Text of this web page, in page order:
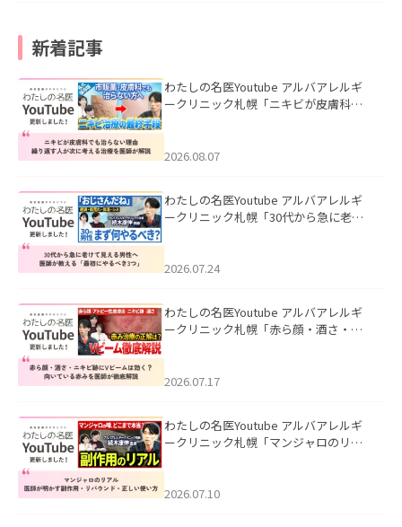
新着記事
わたしの名医Youtube アルバアレルギ
ークリニック札幌「ニキビが皮膚科で
ました。
2026.08.07
わたしの名医Youtube アルバアレルギ
ークリニック札幌「30代から急に老け
た。
2026.07.24
わたしの名医Youtube アルバアレルギ
ークリニック札幌「赤ら顔・酒さ・ニ
した。
2026.07.17
わたしの名医Youtube アルバアレルギ
ークリニック札幌「マンジャロのリア
た。
2026.07.10